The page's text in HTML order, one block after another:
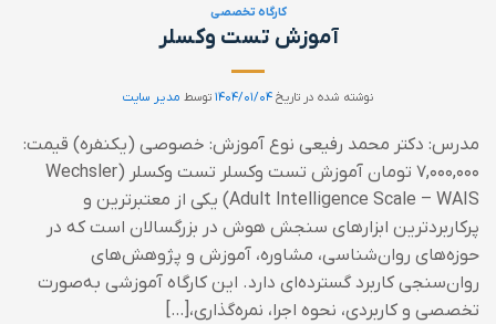
کارگاه تخصصی
آموزش تست وکسلر
نوشته شده در تاریخ ۱۴۰۴/۰۱/۰۴ توسط مدیر سایت
مدرس: دکتر محمد رفیعی نوع آموزش: خصوصی (یکنفره) قیمت:
۷,۰۰۰,۰۰۰ تومان آموزش تست وکسلر تست وکسلر (Wechsler
Adult Intelligence Scale – WAIS) یکی از معتبرترین و
پرکاربردترین ابزارهای سنجش هوش در بزرگسالان است که در
حوزه‌های روان‌شناسی، مشاوره، آموزش و پژوهش‌های
روان‌سنجی کاربرد گسترده‌ای دارد. این کارگاه آموزشی به‌صورت
تخصصی و کاربردی، نحوه اجرا، نمره‌گذاری،[…]